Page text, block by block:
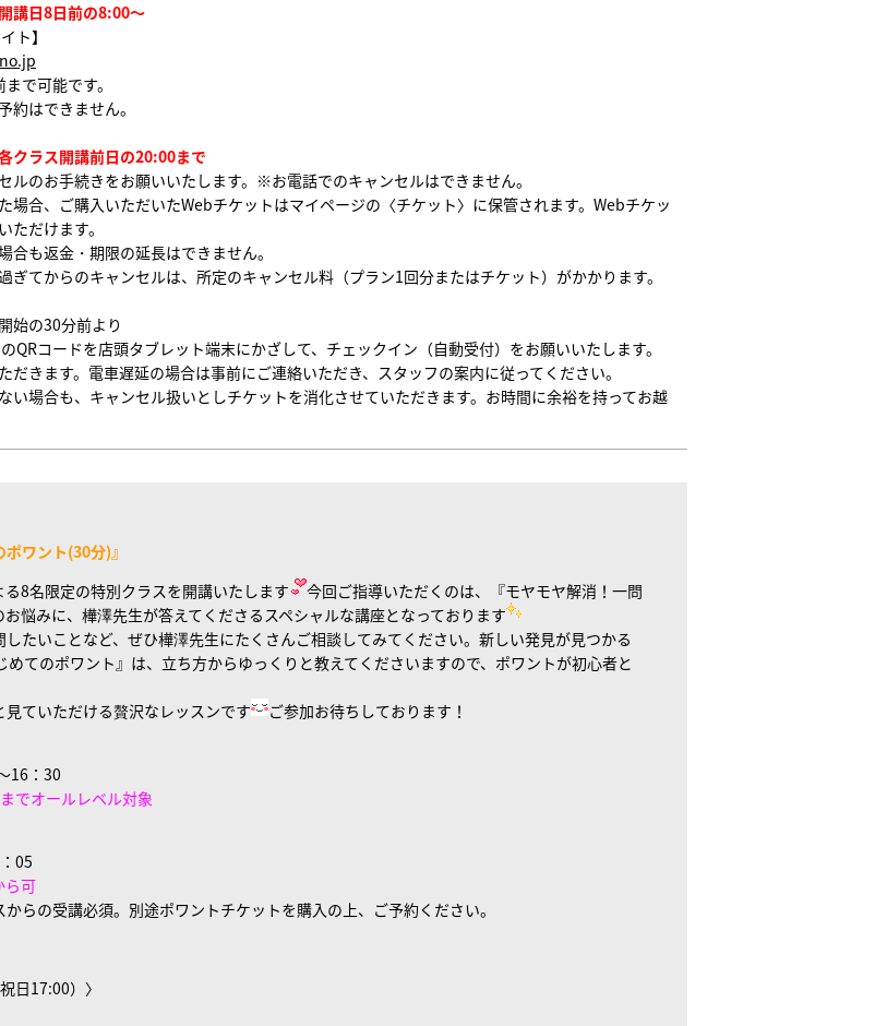
講日8日前の8:00～
ト】
で可能です。
はできません。
クラス開講前日の20:00まで
ルのお手続きをお願いいたします。※お電話でのキャンセルはできません。
場合、ご購入いただいたWebチケットはマイページの〈チケット〉に保管されます。Webチケッ
ただけます。
も返金・期限の延長はできません。
ぎてからのキャンセルは、所定のキャンセル料（プラン1回分またはチケット）がかかります。
始の30分前より
QRコードを店頭タブレット端末にかざして、チェックイン（自動受付）をお願いいたします。
だきます。電車遅延の場合は事前にご連絡いただき、スタッフの案内に従ってください。
い場合も、キャンセル扱いとしチケットを消化させていただきます。お時間に余裕を持ってお越
ワント(30分)』
8名限定の特別クラスを開講いたします
今回ご指導いただくのは、『モヤモヤ解消！一問
悩みに、樺澤先生が答えてくださるスペシャルな講座となっております
たいことなど、ぜひ樺澤先生にたくさんご相談してみてください。新しい発見が見つかる
てのポワント』は、立ち方からゆっくりと教えてくださいますので、ポワントが初心者と
ていただける贅沢なレッスンです
ご参加お待ちしております！
：30
でオールレベル対象
05
ら可
らの受講必須。別途ポワントチケットを購入の上、ご予約ください。
日17:00）〉